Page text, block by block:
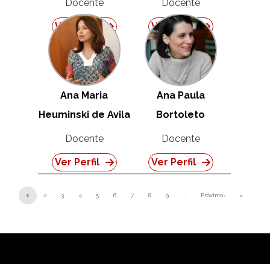
Docente
Ver Perfil
Docente
Ver Perfil
Ana Maria
Heuminski de Avila
Docente
Ver Perfil
Ana Paula
Bortoleto
Docente
Ver Perfil
Paginação
1 2 3 4 5 6 7 8 9 … Próximo›
Próxima página
»